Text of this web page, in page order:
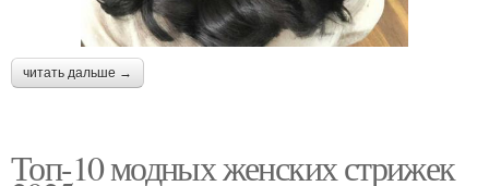
читать дальше →
Топ-10 модных женских стрижек